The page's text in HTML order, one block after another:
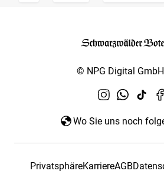
© NPG Digital
Wo Sie uns noch
PrivatsphäreKarriereAGB